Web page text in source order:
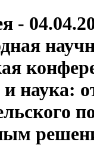
-
наука: